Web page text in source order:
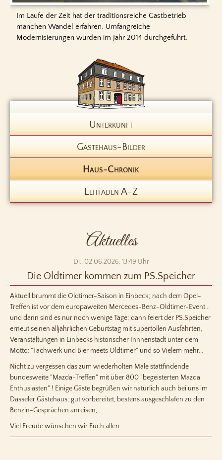
Im Laufe der Zeit hat der traditionsreiche Gastbetrieb
manchen Wandel erfahren. Umfangreiche
Modernisierungen wurden im Jahr 2014 durchgeführt.
Unterkunft
Gästehaus-Bilder
Haus-Chronik
Leitfaden A-Z
Aktuelles
Di., 02.06.2026, 13:49 Uhr
Die Oldtimer kommen zum PS.Speicher
Aktuell brummt die Oldtimer-Saison in Einbeck; nach dem Opel-
Treffen ist vor dem europaweiten Mercedes-Benz-Oldtimer-Event...
und dann sind es nur noch wenige Tage; dann feiert der PS.Speicher
erneut seinen alljährlichen Geburtstag mit supertollen Ausfahrten,
Veranstaltungen in Einbecks historischer Innnenstadt unter dem
Motto: "Fachwerk und Bier meets Oldtimer" und so Vielem mehr...
Nicht zu vergessen das zum wiederholten Male stattfindende
bundesweite "Mazda-Treffen" mit über 800 "begeisterten Mazda
Enthusiasten" ! Einige Gäste begrüßen wir natürlich auch bei uns im
Dasseler Gästehaus; gut vorbereitet, bestens ausgeschlafen zu den
Benzin-Gesprächen anreisen, ...
Viel Freude wünschen wir Euch allen....